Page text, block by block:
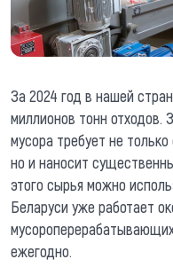
За 2024 год в нашей
миллионов тонн отходов.
мусора требует не
но и наносит
этого сырья можно
Беларуси уже работает
ежегодно.